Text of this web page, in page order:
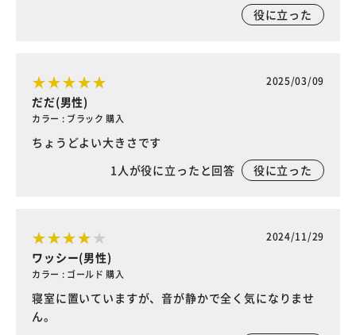
役に立った
2025/03/09
だだ(男性)
カラー : ブラック 購入
ちょうどよい大きさです
1人が役に立ったと回答 役に立った
2024/11/29
ワッシー(男性)
カラー : ゴールド 購入
寝室に置いていますが、音が静かで全く気になりませ
ん。